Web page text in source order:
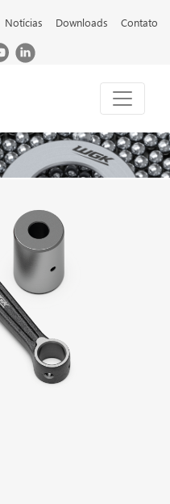
Notícias Downloads Contato